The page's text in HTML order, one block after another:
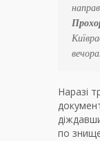
вечора.
Наразі
по